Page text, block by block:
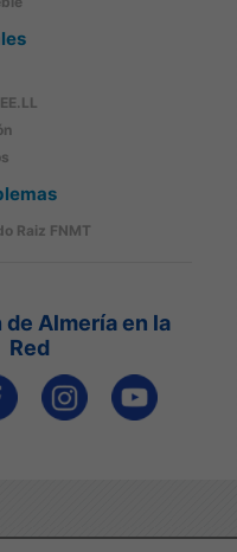
Raiz FNMT
Almería en la
Red